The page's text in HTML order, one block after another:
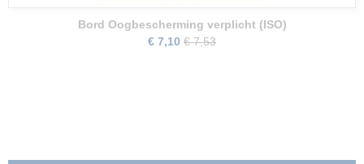
Bord Oogbescherming verplicht (ISO)
€ 7,10 € 7,53